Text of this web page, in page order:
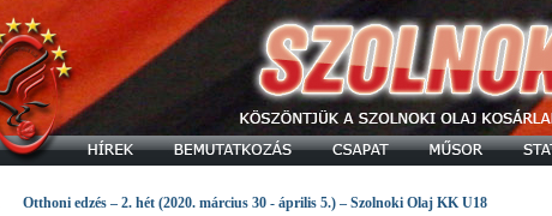
Otthoni edzés – 2. hét (2020. március 30 - április 5.) – Szolnoki Olaj KK U18